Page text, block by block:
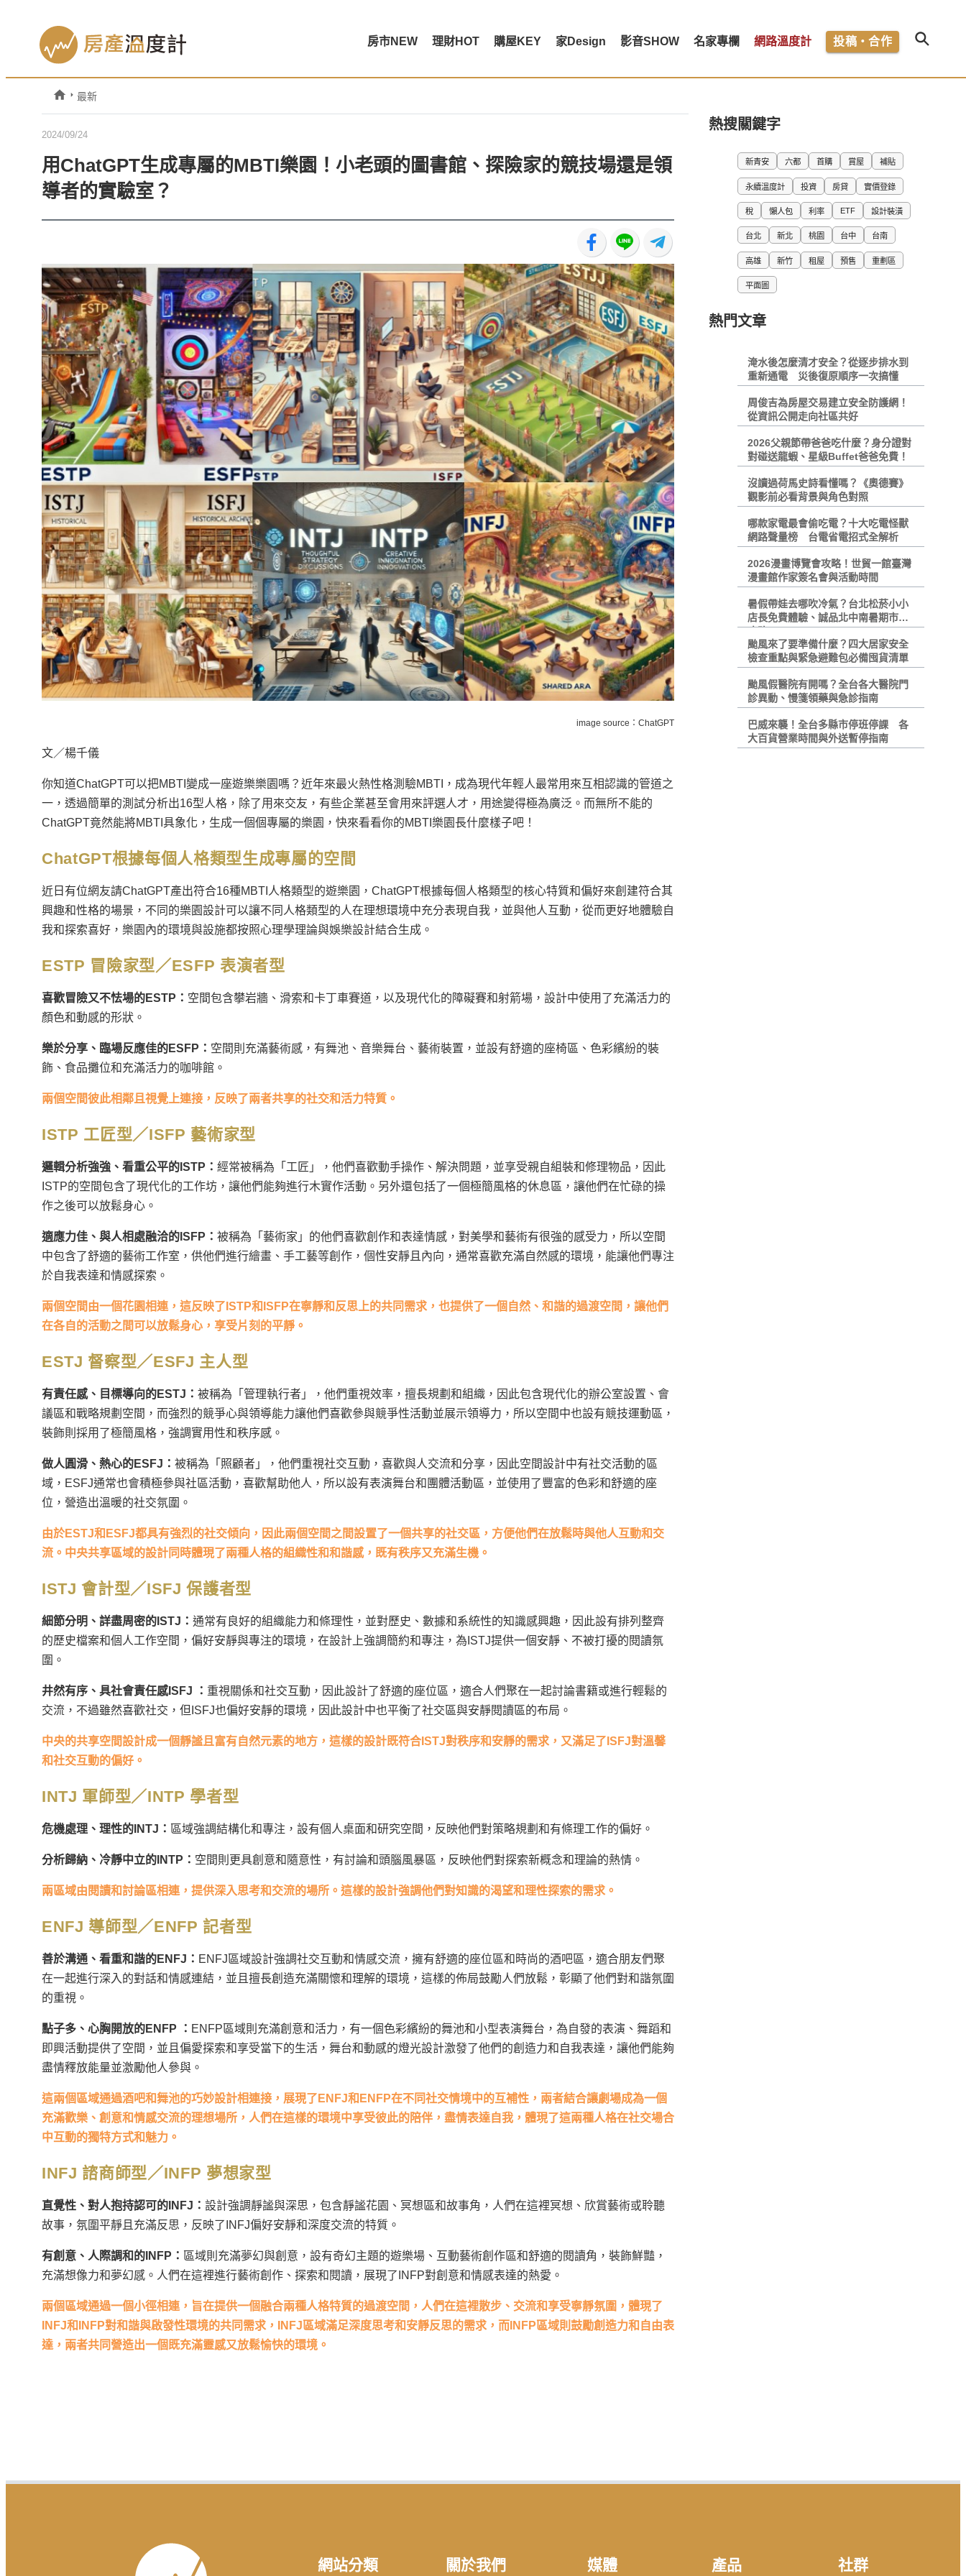
房市NEW 理財HOT 購屋KEY 家Design 影音SHOW 名家專欄 網路溫度計 投稿・合作
最新
2024/09/24
用ChatGPT生成專屬的MBTI樂園！小老頭的圖書館、探險家的競技場還是領
導者的實驗室？
image source： ChatGPT
文／楊千儀
你知道ChatGPT可以把MBTI變成一座遊樂樂園嗎？近年來最火熱性格測驗MBTI，成為現代年輕人最常用來互相認識的管道之
一，透過簡單的測試分析出16型人格，除了用來交友，有些企業甚至會用來評選人才，用途變得極為廣泛。而無所不能的
ChatGPT竟然能將MBTI具象化，生成一個個專屬的樂園，快來看看你的MBTI樂園長什麼樣子吧！
ChatGPT根據每個人格類型生成專屬的空間
近日有位網友請ChatGPT產出符合16種MBTI人格類型的遊樂園，ChatGPT根據每個人格類型的核心特質和偏好來創建符合其
興趣和性格的場景，不同的樂園設計可以讓不同人格類型的人在理想環境中充分表現自我，並與他人互動，從而更好地體驗自
我和探索喜好，樂園內的環境與設施都按照心理學理論與娛樂設計結合生成。
ESTP 冒險家型／ESFP 表演者型
喜歡冒險又不怯場的ESTP： 空間包含攀岩牆、滑索和卡丁車賽道，以及現代化的障礙賽和射箭場，設計中使用了充滿活力的
顏色和動感的形狀。
樂於分享、臨場反應佳的ESFP： 空間則充滿藝術感，有舞池、音樂舞台、藝術裝置，並設有舒適的座椅區、色彩繽紛的裝
飾、食品攤位和充滿活力的咖啡館。
兩個空間彼此相鄰且視覺上連接，反映了兩者共享的社交和活力特質。
ISTP 工匠型／ISFP 藝術家型
邏輯分析強強、看重公平的ISTP： 經常被稱為「工匠」，他們喜歡動手操作、解決問題，並享受親自組裝和修理物品，因此
ISTP的空間包含了現代化的工作坊，讓他們能夠進行木實作活動。另外還包括了一個極簡風格的休息區，讓他們在忙碌的操
作之後可以放鬆身心。
適應力佳、與人相處融洽的ISFP： 被稱為「藝術家」的他們喜歡創作和表達情感，對美學和藝術有很強的感受力，所以空間
中包含了舒適的藝術工作室，供他們進行繪畫、手工藝等創作，個性安靜且內向，通常喜歡充滿自然感的環境，能讓他們專注
於自我表達和情感探索。
兩個空間由一個花園相連，這反映了ISTP和ISFP在寧靜和反思上的共同需求，也提供了一個自然、和諧的過渡空間，讓他們
在各自的活動之間可以放鬆身心，享受片刻的平靜。
ESTJ 督察型／ESFJ 主人型
有責任感、目標導向的ESTJ： 被稱為「管理執行者」，他們重視效率，擅長規劃和組織，因此包含現代化的辦公室設置、會
議區和戰略規劃空間，而強烈的競爭心與領導能力讓他們喜歡參與競爭性活動並展示領導力，所以空間中也設有競技運動區，
裝飾則採用了極簡風格，強調實用性和秩序感。
做人圓滑、熱心的ESFJ： 被稱為「照顧者」，他們重視社交互動，喜歡與人交流和分享，因此空間設計中有社交活動的區
域，ESFJ通常也會積極參與社區活動，喜歡幫助他人，所以設有表演舞台和團體活動區，並使用了豐富的色彩和舒適的座
位，營造出溫暖的社交氛圍。
由於ESTJ和ESFJ都具有強烈的社交傾向，因此兩個空間之間設置了一個共享的社交區，方便他們在放鬆時與他人互動和交
流。中央共享區域的設計同時體現了兩種人格的組織性和和諧感，既有秩序又充滿生機。
ISTJ 會計型／ISFJ 保護者型
細節分明、詳盡周密的ISTJ： 通常有良好的組織能力和條理性，並對歷史、數據和系統性的知識感興趣，因此設有排列整齊
的歷史檔案和個人工作空間，偏好安靜與專注的環境，在設計上強調簡約和專注，為ISTJ提供一個安靜、不被打擾的閱讀氛
圍。
井然有序、具社會責任感ISFJ ： 重視關係和社交互動，因此設計了舒適的座位區，適合人們聚在一起討論書籍或進行輕鬆的
交流，不過雖然喜歡社交，但ISFJ也偏好安靜的環境，因此設計中也平衡了社交區與安靜閱讀區的布局。
中央的共享空間設計成一個靜謐且富有自然元素的地方，這樣的設計既符合ISTJ對秩序和安靜的需求，又滿足了ISFJ對溫馨
和社交互動的偏好。
INTJ 軍師型／INTP 學者型
危機處理、理性的INTJ： 區域強調結構化和專注，設有個人桌面和研究空間，反映他們對策略規劃和有條理工作的偏好。
分析歸納、冷靜中立的INTP： 空間則更具創意和隨意性，有討論和頭腦風暴區，反映他們對探索新概念和理論的熱情。
兩區域由閱讀和討論區相連，提供深入思考和交流的場所。這樣的設計強調他們對知識的渴望和理性探索的需求。
ENFJ 導師型／ENFP 記者型
善於溝通、看重和諧的ENFJ： ENFJ區域設計強調社交互動和情感交流，擁有舒適的座位區和時尚的酒吧區，適合朋友們聚
在一起進行深入的對話和情感連結，並且擅長創造充滿關懷和理解的環境，這樣的佈局鼓勵人們放鬆，彰顯了他們對和諧氛圍
的重視。
點子多、心胸開放的ENFP ： ENFP區域則充滿創意和活力，有一個色彩繽紛的舞池和小型表演舞台，為自發的表演、舞蹈和
即興活動提供了空間，並且偏愛探索和享受當下的生活，舞台和動感的燈光設計激發了他們的創造力和自我表達，讓他們能夠
盡情釋放能量並激勵他人參與。
這兩個區域通過酒吧和舞池的巧妙設計相連接，展現了ENFJ和ENFP在不同社交情境中的互補性，兩者結合讓劇場成為一個
充滿歡樂、創意和情感交流的理想場所，人們在這樣的環境中享受彼此的陪伴，盡情表達自我，體現了這兩種人格在社交場合
中互動的獨特方式和魅力。
INFJ 諮商師型／INFP 夢想家型
直覺性、對人抱持認可的INFJ： 設計強調靜謐與深思，包含靜謐花園、冥想區和故事角，人們在這裡冥想、欣賞藝術或聆聽
故事，氛圍平靜且充滿反思，反映了INFJ偏好安靜和深度交流的特質。
有創意、人際調和的INFP： 區域則充滿夢幻與創意，設有奇幻主題的遊樂場、互動藝術創作區和舒適的閱讀角，裝飾鮮豔，
充滿想像力和夢幻感。人們在這裡進行藝術創作、探索和閱讀，展現了INFP對創意和情感表達的熱愛。
兩個區域通過一個小徑相連，旨在提供一個融合兩種人格特質的過渡空間，人們在這裡散步、交流和享受寧靜氛圍，體現了
INFJ和INFP對和諧與啟發性環境的共同需求，INFJ區域滿足深度思考和安靜反思的需求，而INFP區域則鼓勵創造力和自由表
達，兩者共同營造出一個既充滿靈感又放鬆愉快的環境。
熱搜關鍵字
新青安 六都 首購 賞屋 補貼
永續溫度計 投資 房貸 實價登錄
稅 懶人包 利率 ETF 設計裝潢
台北 新北 桃園 台中 台南
高雄 新竹 租屋 預售 重劃區
平面圖
熱門文章
淹水後怎麼清才安全？從逐步排水到
重新通電 災後復原順序一次搞懂
周俊吉為房屋交易建立安全防護網！
從資訊公開走向社區共好
2026父親節帶爸爸吃什麼？身分證對
對碰送龍蝦、星級Buffet爸爸免費！
沒讀過荷馬史詩看懂嗎？《奧德賽》
觀影前必看背景與角色對照
哪款家電最會偷吃電？十大吃電怪獸
網路聲量榜 台電省電招式全解析
2026漫畫博覽會攻略！世貿一館臺灣
漫畫館作家簽名會與活動時間
暑假帶娃去哪吹冷氣？台北松菸小小
店長免費體驗、誠品北中南暑期市集
攻略
颱風來了要準備什麼？四大居家安全
檢查重點與緊急避難包必備囤貨清單
颱風假醫院有開嗎？全台各大醫院門
診異動、慢箋領藥與急診指南
巴威來襲！全台多縣市停班停課 各
大百貨營業時間與外送暫停指南
網站分類 關於我們 媒體 產品 社群